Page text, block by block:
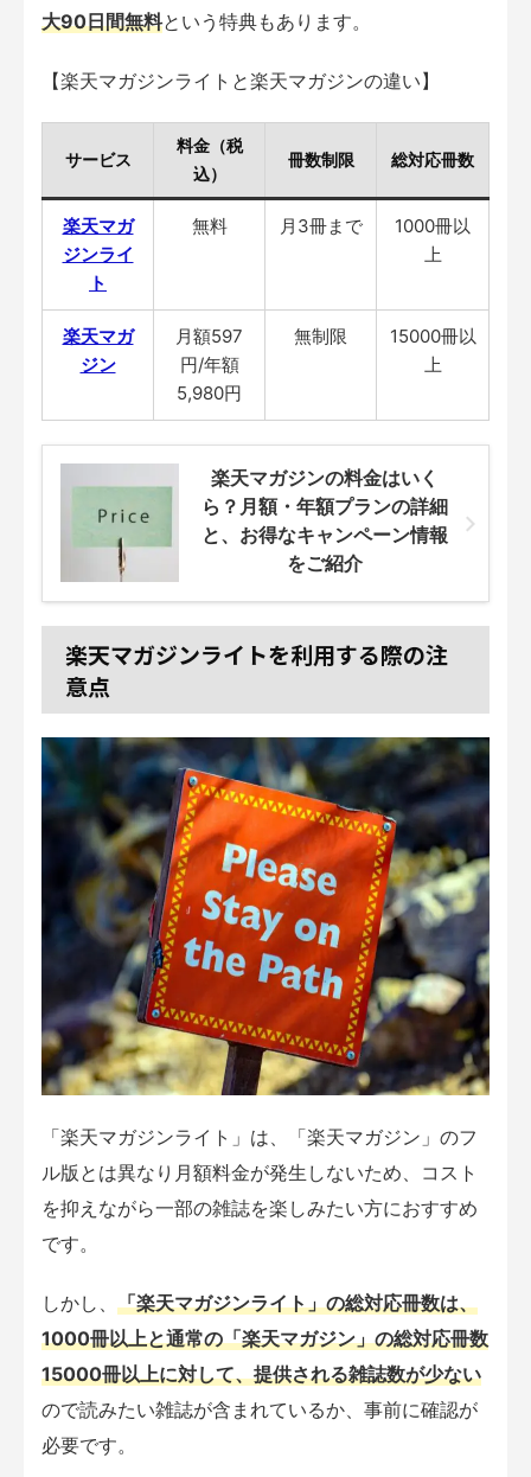
大90日間無料という特典もあります。
【楽天マガジンライトと楽天マガジンの違い】
サービス
料金（税
込）
冊数制限 総対応冊数
楽天マガ
ジンライ
ト
無料 月3冊まで
1000冊以
上
楽天マガ
ジン
月額597
円/年額
5,980円
無制限
15000冊以
上
楽天マガジンの料金はいく
ら？月額・年額プランの詳細
と、お得なキャンペーン情報
をご紹介
楽天マガジンライトを利用する際の注
意点
「楽天マガジンライト」は、「楽天マガジン」のフ
ル版とは異なり月額料金が発生しないため、コスト
を抑えながら一部の雑誌を楽しみたい方におすすめ
です。
しかし、 「楽天マガジンライト」の総対応冊数は、
1000冊以上と通常の「楽天マガジン」の総対応冊数
15000冊以上に対して、提供される雑誌数が少ない
ので読みたい雑誌が含まれているか、事前に確認が
必要です。